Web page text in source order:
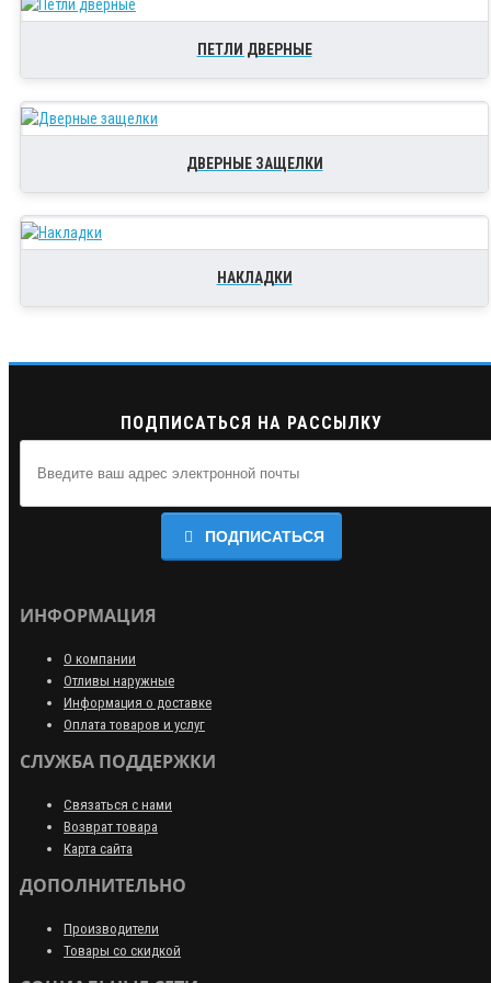
ПЕТЛИ ДВЕРНЫЕ
ДВЕРНЫЕ ЗАЩЕЛКИ
НАКЛАДКИ
ПОДПИСАТЬСЯ НА РАССЫЛКУ
ПОДПИСАТЬСЯ
ИНФОРМАЦИЯ
О компании
Отливы наружные
Информация о доставке
Оплата товаров и услуг
СЛУЖБА ПОДДЕРЖКИ
Связаться с нами
Возврат товара
Карта сайта
ДОПОЛНИТЕЛЬНО
Производители
Товары со скидкой